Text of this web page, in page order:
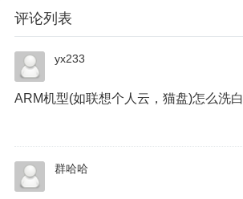
评论列表
yx233
ARM机型(如联想个人云，猫盘)怎么洗白
群哈哈